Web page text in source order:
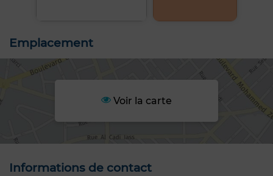
Emplacement
Voir la carte
Informations de contact